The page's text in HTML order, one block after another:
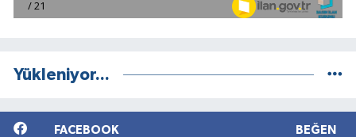
Yükleniyor...
FACEBOOK BEĞEN